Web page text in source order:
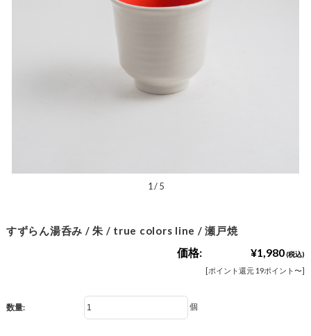
1 /5
すずらん湯呑み / 朱 / true colors line / 瀬戸焼
価格: ¥1,980(税込)
[ポイント還元 19ポイント〜]
数量: 個